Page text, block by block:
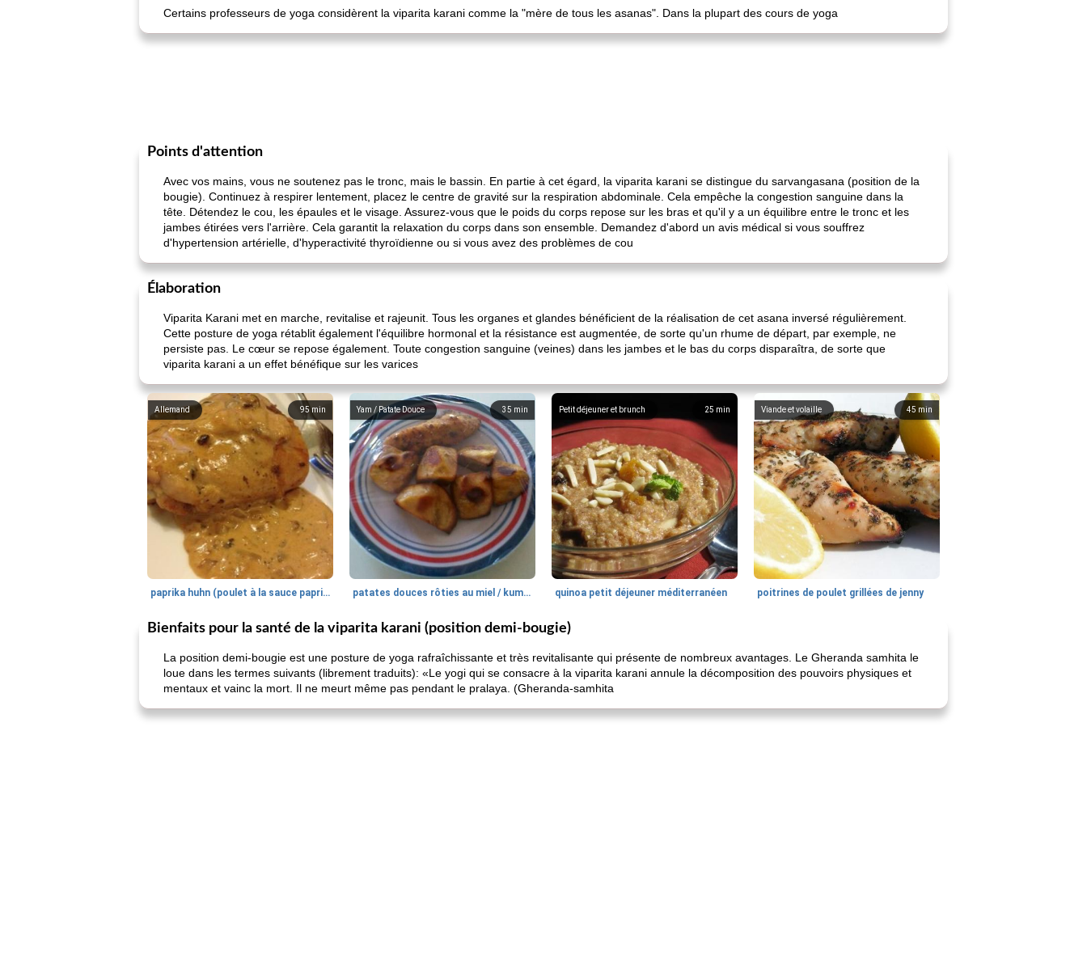
Certains professeurs de yoga considèrent la viparita karani comme la "mère de tous les asanas". Dans la plupart des cours de yoga
Points d'attention
Avec vos mains, vous ne soutenez pas le tronc, mais le bassin. En partie à cet égard, la viparita karani se distingue du sarvangasana (position de la
bougie). Continuez à respirer lentement, placez le centre de gravité sur la respiration abdominale. Cela empêche la congestion sanguine dans la
tête. Détendez le cou, les épaules et le visage. Assurez-vous que le poids du corps repose sur les bras et qu'il y a un équilibre entre le tronc et les
jambes étirées vers l'arrière. Cela garantit la relaxation du corps dans son ensemble. Demandez d'abord un avis médical si vous souffrez
d'hypertension artérielle, d'hyperactivité thyroïdienne ou si vous avez des problèmes de cou
Élaboration
Viparita Karani met en marche, revitalise et rajeunit. Tous les organes et glandes bénéficient de la réalisation de cet asana inversé régulièrement.
Cette posture de yoga rétablit également l'équilibre hormonal et la résistance est augmentée, de sorte qu'un rhume de départ, par exemple, ne
persiste pas. Le cœur se repose également. Toute congestion sanguine (veines) dans les jambes et le bas du corps disparaîtra, de sorte que
viparita karani a un effet bénéfique sur les varices
95min
Allemand
paprika huhn (poulet à la sauce paprika).
35 min
Yam / Patate Douce
patates douces rôties au miel / kumara
25 min
Petit déjeuner et brunch
quinoa petit déjeuner méditerranéen
45 min
Viande et volaille
poitrines de poulet grillées de jenny
Bienfaits pour la santé de la viparita karani (position demi-bougie)
La position demi-bougie est une posture de yoga rafraîchissante et très revitalisante qui présente de nombreux avantages. Le Gheranda samhita le
loue dans les termes suivants (librement traduits): «Le yogi qui se consacre à la viparita karani annule la décomposition des pouvoirs physiques et
mentaux et vainc la mort. Il ne meurt même pas pendant le pralaya. (Gheranda-samhita